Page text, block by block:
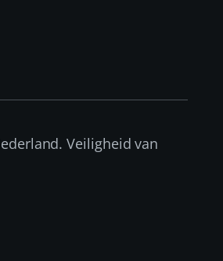
Veiligheid van